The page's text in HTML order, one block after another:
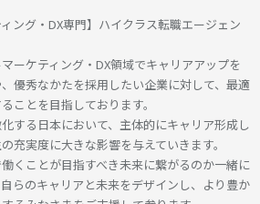
件について確認を行いますが、
責任において、再度求人企業に労
後に雇用契約を結ぶものとしま
認しかつ利用者に通知した労働
の確定的なものであることに関
のとします。
スの利用に起因して、第三者と
ときには、弊社に責任がある場
ング・DX専門】ハイクラス転職エージェン
ーケティング・DX領域でキャリアアップを
優秀なかたを採用したい企業に対して、最適
ことを目指しております。
する日本において、主体的にキャリア形成し
充実度に大きな影響を与えていきます。
くことが目指すべき未来に繋がるのか一緒に
らのキャリアと未来をデザインし、より豊か